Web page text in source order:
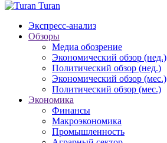
Turan
Экспресс-анализ
Обзоры
Медиа обозрение
Экономический обзор (нед.)
Политический обзор (нед.)
Экономический обзор (мес.)
Политический обзор (мес.)
Экономика
Финансы
Макроэкономика
Промышленность